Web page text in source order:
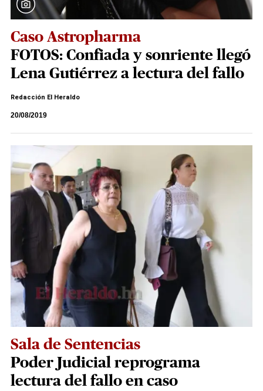
Caso Astropharma
FOTOS: Confiada y sonriente llegó
Lena Gutiérrez a lectura del fallo
Redacción El Heraldo
20/08/2019
Sala de Sentencias
Poder Judicial reprograma
lectura del fallo en caso